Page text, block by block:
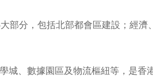
分，包括北部都會區建設；經
、數據園區及物流樞紐等，是香